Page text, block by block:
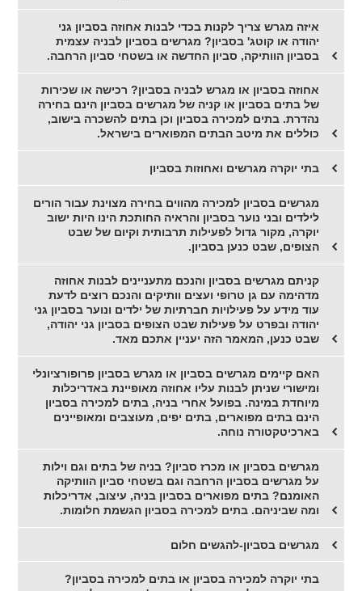
איזה מגרש צריך לקנות בכדי לבנות אחוזה בסביון גני
יהודה או קוטג' בסביון? מגרשים בסביון לבניה עצמית
בסביון הוותיקה, סביון החדשה או בשטחי סביון הרחבה.
אחוזה בסביון או מגרש לבניה בסביון? רכישה או שכירות
של בתים בסביון או קניה של מגרשים בסביון הינם בחירה
נהדרת. בתים למכירה בסביון וכן בתים להשכרה בישוב,
כוללים את מיטב הבתים המפוארים בישראל.
בתי יוקרה מגרשים ואחוזות בסביון
מגרשים בסביון למכירה מהווים בחירה מצוינת עבור הורים
לילדים ובני נוער בסביון והראיה החותכת הינו היות ישוב
יוקרה, מקור גדול לפעילות תרבותית וקיום של שבט
הצופים, שבט כנען בסביון.
קניתם מגרשים בסביון והנכם מתעניינים לבנות אחוזה
מדהימה עם גן טרופי ועצים וותיקים והנכם רוצים לדעת
עוד מידע על פעילויות חברתיות של ילדים ונוער בסביון גני
יהודה ובפרט על פעילות שבט הצופים בסביון גני יהודה,
שבט כנען, המאמר הזה יעניין אתכם מאד.
האם קיימים מגרשים בסביון או מגרש בסביון פרופורציונלי
ומישורי שניתן לבנות עליו אחוזה מאופיינת באדריכלות
מיוחדת במינה. בפועל אחרי בניה, בתים למכירה בסביון
הינם בתים מפוארים, בתים יפים, מעוצבים ומאופיינים
בארכיטקטורה נוחה.
מגרשים בסביון או מכרז סביון? בניה של בתים וגם וילות
על מגרשים בסביון הרחבה וגם בשטחי סביון הוותיקה
האומנם? בתים מפוארים בסביון בניה, עיצוב, אדריכלות
ומה שביניהם. בתים למכירה בסביון הגשמת חלומות.
מגרשים בסביון-להגשים חלום
בתי יוקרה למכירה בסביון או בתים למכירה בסביון?